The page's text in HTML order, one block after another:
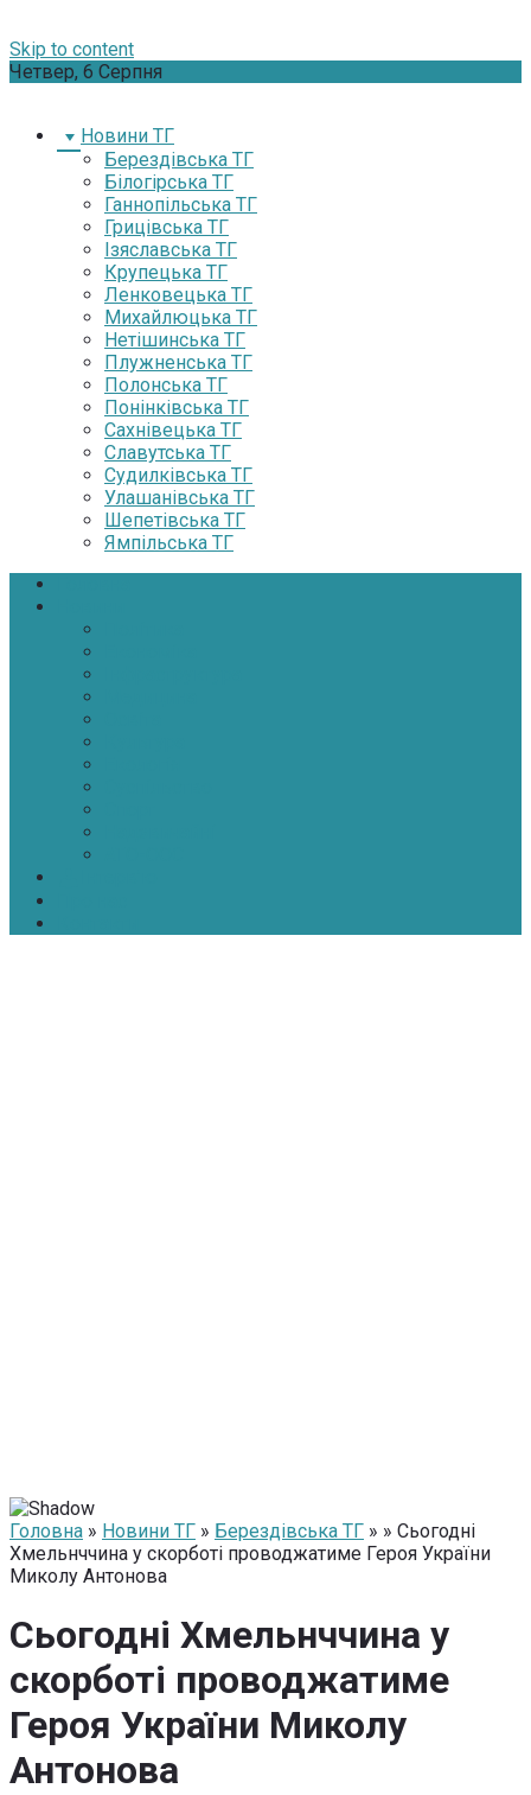
Skip to content
Четвер, 6 Серпня
Новини ТГ
Берездівська ТГ
Білогірська ТГ
Ганнопільська ТГ
Грицівська ТГ
Ізяславська ТГ
Крупецька ТГ
Ленковецька ТГ
Михайлюцька ТГ
Нетішинська ТГ
Плужненська ТГ
Полонська ТГ
Понінківська ТГ
Сахнівецька ТГ
Славутська ТГ
Судилківська ТГ
Улашанівська ТГ
Шепетівська ТГ
Ямпільська ТГ
Головна » Новини ТГ » Берездівська ТГ » » Сьогодні
Хмельнччина у скорботі проводжатиме Героя України
Миколу Антонова
Сьогодні Хмельнччина у
скорботі проводжатиме
Героя України Миколу
Антонова